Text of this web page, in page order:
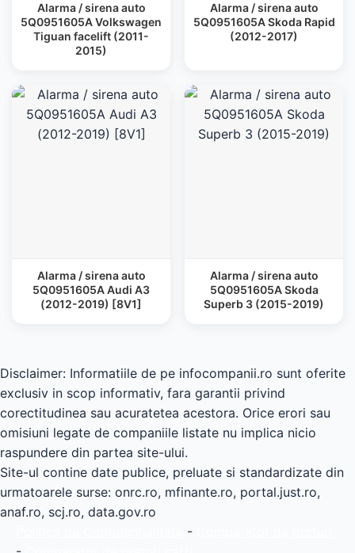
Alarma / sirena auto
5Q0951605A Volkswagen
Tiguan facelift (2011-
2015)
Alarma / sirena auto
5Q0951605A Skoda Rapid
(2012-2017)
Alarma / sirena auto
5Q0951605A Audi A3
(2012-2019) [8V1]
Alarma / sirena auto
5Q0951605A Skoda
Superb 3 (2015-2019)
Disclaimer: Informatiile de pe infocompanii.ro sunt oferite
exclusiv in scop informativ, fara garantii privind
corectitudinea sau acuratetea acestora. Orice erori sau
omisiuni legate de companiile listate nu implica nicio
raspundere din partea site-ului.
Site-ul contine date publice, preluate si standardizate din
urmatoarele surse: onrc.ro, mfinante.ro, portal.just.ro,
anaf.ro, scj.ro, data.gov.ro
-